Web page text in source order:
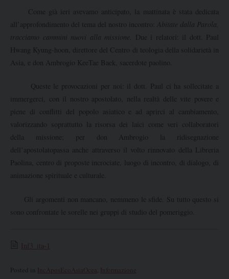
Come già ieri avevamo anticipato, la mattinata è stata dedicata
all’approfondimento del tema del nostro incontro:
Abitate dalla Parola,
tracciamo cammini nuovi alla missione.
Due i relatori: il dott. Paul
Hwang Kyung-hoon, direttore del Centro di teologia della solidarietà in
Asia, e don Ambrogio KeeTae Baek, sacerdote paolino.
Queste le provocazioni per noi: il dott. Paul ci ha sollecitate a
immergerci, con il nostro apostolato, nella realtà delle vite povere e
piene di conflitti del popolo asiatico e ad aprirci al cambiamento,
valorizzando soprattutto la risorsa dei laici come veri collaboratori
della missione; per don Ambrogio la ridisegnazione
dell’apostolatopassa anche attraverso il volto rinnovato della Libreria
Paolina, centro di proposte incrociate, luogo di incontro, di dialogo, di
animazione spirituale e culturale.
Gli argomenti non mancano, nemmeno le sfide. Su tutto questo si
sono confrontate le sorelle nei gruppi di studio del pomeriggio.
Inf3_ita-1
Posted in IncAposEcoAsiaOcea , Informazione